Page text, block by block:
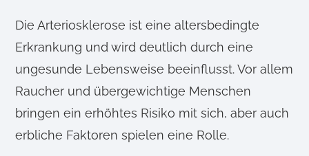
Die Arteriosklerose ist eine altersbedingte
Erkrankung und wird deutlich durch eine
ungesunde Lebensweise beeinflusst. Vor allem
Raucher und übergewichtige Menschen
bringen ein erhöhtes Risiko mit sich, aber auch
erbliche Faktoren spielen eine Rolle.